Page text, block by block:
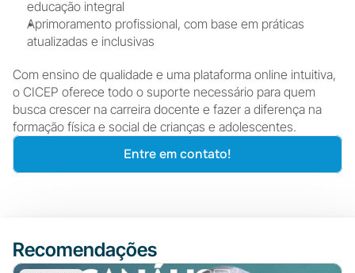
educação integral
Aprimoramento profissional, com base em práticas
atualizadas e inclusivas
Com ensino de qualidade e uma plataforma online intuitiva,
o CICEP oferece todo o suporte necessário para quem
busca crescer na carreira docente e fazer a diferença na
formação física e social de crianças e adolescentes.
Entre em contato!
Recomendações